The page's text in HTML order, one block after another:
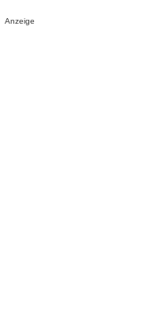
Anzeige